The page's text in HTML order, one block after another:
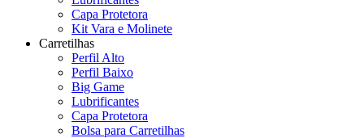
Capa Protetora
Kit Vara e Molinete
Carretilhas
Perfil Alto
Perfil Baixo
Big Game
Lubrificantes
Capa Protetora
Bolsa para Carretilhas